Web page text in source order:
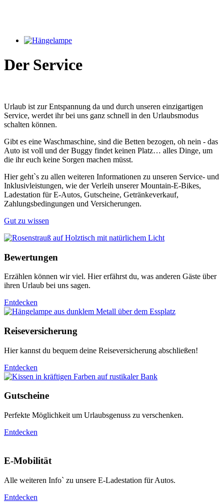
Der Service
Urlaub ist zur Entspannung da und durch unseren einzigartigen
Service, werdet ihr bei uns ganz schnell in den Urlaubsmodus
schalten können.
Gibt es eine Waschmaschine, sind die Betten bezogen, oh nein - das
Auto ist voll und der Buggy findet keinen Platz… alles Dinge, um
die ihr euch keine Sorgen machen müsst.
Hier geht`s zu allen weiteren Informationen zu unseren Service- und
Inklusivleistungen, wie der Verleih unserer Mountain-E-Bikes,
Ladestation für E-Autos, Gutscheine, Getränkeverkauf,
Zahlungsbedingungen und Versicherungen.
Gut zu wissen
Bewertungen
Erzählen können wir viel. Hier erfährst du, was anderen Gäste über
ihren Urlaub bei uns sagen.
Entdecken
Reiseversicherung
Hier kannst du bequem deine Reiseversicherung abschließen!
Entdecken
Gutscheine
Perfekte Möglichkeit um Urlaubsgenuss zu verschenken.
Entdecken
E-Mobilität
Alle weiteren Info` zu unsere E-Ladestation für Autos.
Entdecken